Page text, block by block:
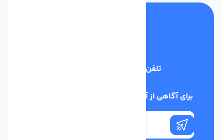
تلفن پشتیبانی
برای آگاهی از آخرین اخبار در خبرنامه ما عضو شوید